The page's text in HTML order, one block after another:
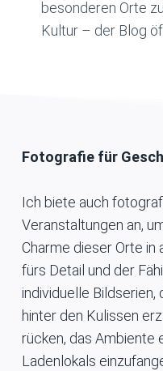
besonderen Orte
Kultur – der Blog
Fotografie für
Ich biete auch
Veranstaltungen an,
Charme dieser Orte
fürs Detail und der
individuelle
hinter den Kulissen
rücken, das Ambiente
Ladenlokals